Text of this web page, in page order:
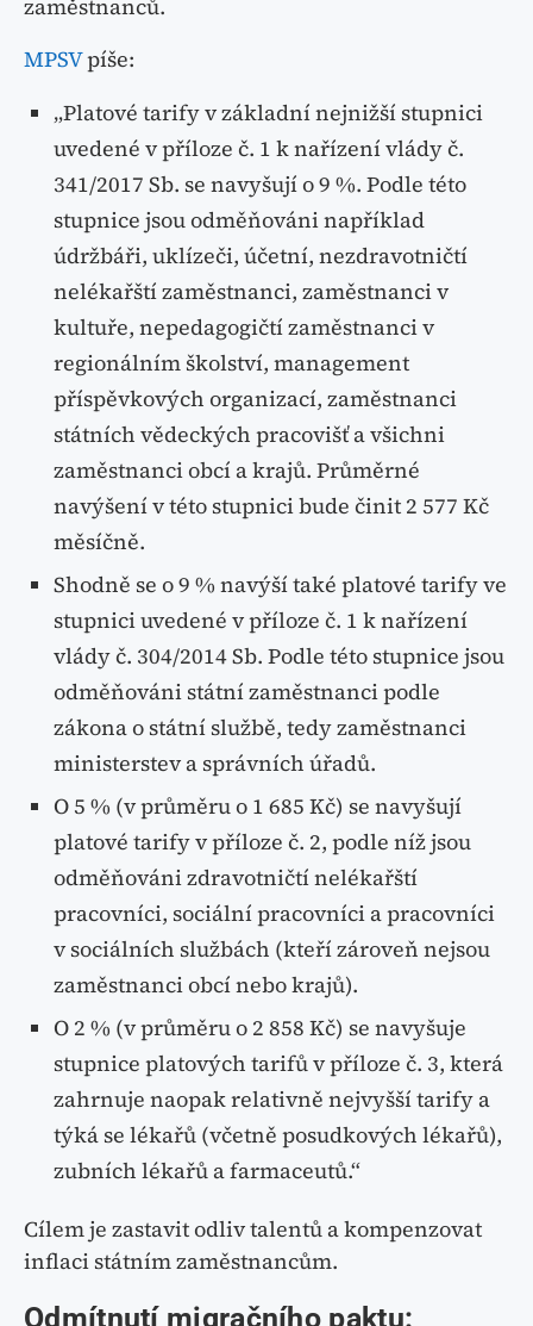
zaměstnanců.
MPSVpíše:
„Platové tarify v základní nejnižší stupnici
uvedené v příloze č. 1 k nařízení vlády č.
341/2017 Sb. se navyšují o 9 %. Podle této
stupnice jsou odměňováni například
údržbáři, uklízeči, účetní, nezdravotničtí
nelékařští zaměstnanci, zaměstnanci v
kultuře, nepedagogičtí zaměstnanci v
regionálním školství, management
příspěvkových organizací, zaměstnanci
státních vědeckých pracovišť a všichni
zaměstnanci obcí a krajů. Průměrné
navýšení v této stupnici bude činit 2 577 Kč
měsíčně.
Shodně se o 9 % navýší také platové tarify ve
stupnici uvedené v příloze č. 1 k nařízení
vlády č. 304/2014 Sb. Podle této stupnice jsou
odměňováni státní zaměstnanci podle
zákona o státní službě, tedy zaměstnanci
ministerstev a správních úřadů.
O 5 % (v průměru o 1 685 Kč) se navyšují
platové tarify v příloze č. 2, podle níž jsou
odměňováni zdravotničtí nelékařští
pracovníci, sociální pracovníci a pracovníci
v sociálních službách (kteří zároveň nejsou
zaměstnanci obcí nebo krajů).
O 2 % (v průměru o 2 858 Kč) se navyšuje
stupnice platových tarifů v příloze č. 3, která
zahrnuje naopak relativně nejvyšší tarify a
týká se lékařů (včetně posudkových lékařů),
zubních lékařů a farmaceutů.“
Cílem je zastavit odliv talentů a kompenzovat
inflaci státním zaměstnancům.
Odmítnutí migračního paktu: